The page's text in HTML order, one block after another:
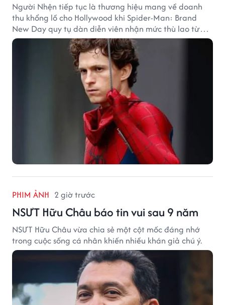
Người Nhện tiếp tục là thương hiệu mang về doanh
thu khổng lồ cho Hollywood khi Spider-Man: Brand
New Day quy tụ dàn diễn viên nhận mức thù lao từ
hàng chục đến hàng trăm tỷ đồng. Thành công phòng
vé của bộ phim cũng giúp nhiều ngôi sao sở hữu khoản
thu nhập đáng mơ ước.
PHIM ẢNH 2 giờ trước
NSƯT Hữu Châu báo tin vui sau 9 năm
NSƯT Hữu Châu vừa chia sẻ một cột mốc đáng nhớ
trong cuộc sống cá nhân khiến nhiều khán giả chú ý.